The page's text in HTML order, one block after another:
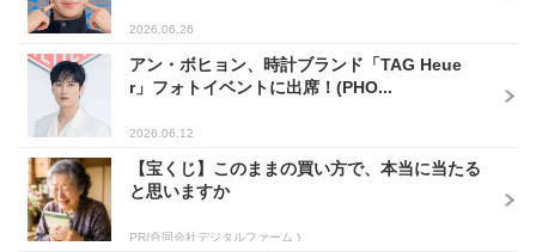
2026.06.26
アン・ボヒョン、時計ブランド「TAG Heue
r」フォトイベントに出席！(PHO...
2026.06.12
【宝くじ】このままの買い方で、本当に当たる
と思いますか
PR(合同会社デジタルファーム )